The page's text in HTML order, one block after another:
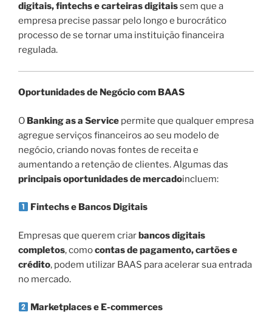
digitais, fintechs e carteiras digitaissem que a
empresa precise passar pelo longo e burocrático
processo de se tornar uma instituição financeira
regulada.
Oportunidades de Negócio com BAAS
O Banking as a Service permite que qualquer empresa
agregue serviços financeiros ao seu modelo de
negócio, criando novas fontes de receita e
aumentando a retenção de clientes. Algumas das
principais oportunidades de mercadoincluem:
Fintechs e Bancos Digitais
Empresas que querem criarbancos digitais
completos, comocontas de pagamento, cartões e
crédito, podem utilizar BAAS para acelerar sua entrada
no mercado.
Marketplaces e E-commerces